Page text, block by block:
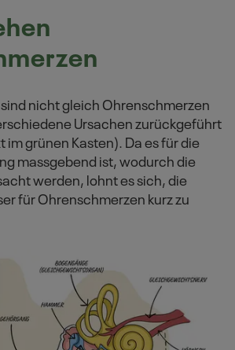
nicht gleich Ohrenschmerzen
Ursachen zurückgeführt
im grünen Kasten). Da es für die
massgebend ist, wodurch die
werden, lohnt es sich, die
für Ohrenschmerzen kurz zu